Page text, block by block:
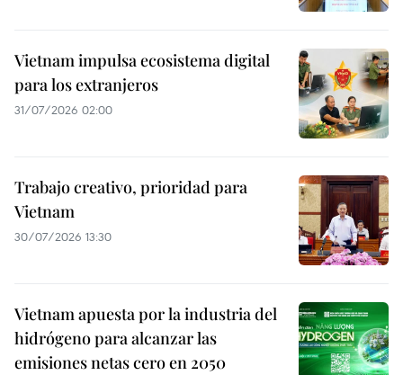
Vietnam impulsa ecosistema digital
para los extranjeros
31/07/2026 02:00
Trabajo creativo, prioridad para
Vietnam
30/07/2026 13:30
Vietnam apuesta por la industria del
hidrógeno para alcanzar las
emisiones netas cero en 2050